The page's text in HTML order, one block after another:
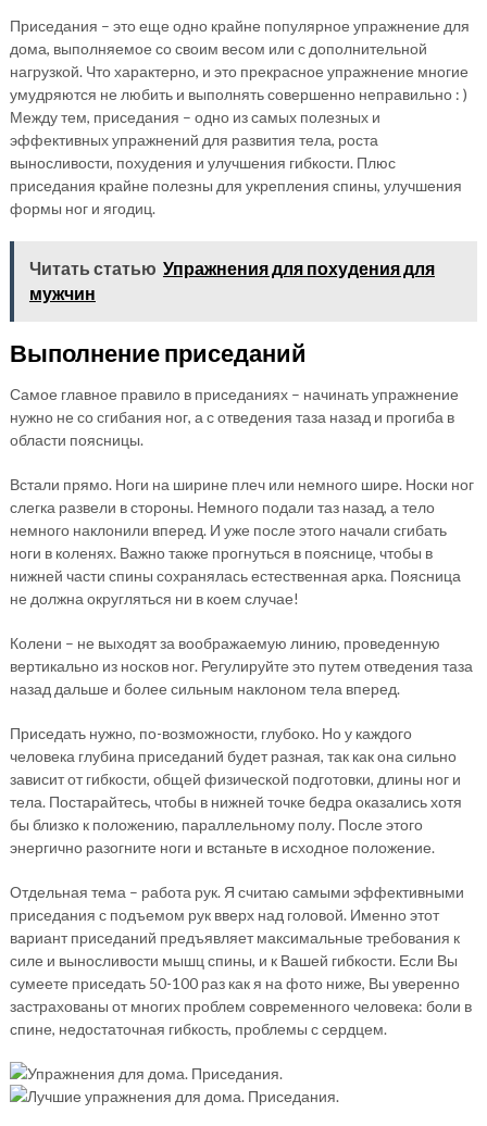
Приседания – это еще одно крайне популярное упражнение для
дома, выполняемое со своим весом или с дополнительной
нагрузкой. Что характерно, и это прекрасное упражнение многие
умудряются не любить и выполнять совершенно неправильно : )
Между тем, приседания – одно из самых полезных и
эффективных упражнений для развития тела, роста
выносливости, похудения и улучшения гибкости. Плюс
приседания крайне полезны для укрепления спины, улучшения
формы ног и ягодиц.
Читать статью Упражнения для похудения для
мужчин
Выполнение приседаний
Самое главное правило в приседаниях – начинать упражнение
нужно не со сгибания ног, а с отведения таза назад и прогиба в
области поясницы.
Встали прямо. Ноги на ширине плеч или немного шире. Носки ног
слегка развели в стороны. Немного подали таз назад, а тело
немного наклонили вперед. И уже после этого начали сгибать
ноги в коленях. Важно также прогнуться в пояснице, чтобы в
нижней части спины сохранялась естественная арка. Поясница
не должна округляться ни в коем случае!
Колени – не выходят за воображаемую линию, проведенную
вертикально из носков ног. Регулируйте это путем отведения таза
назад дальше и более сильным наклоном тела вперед.
Приседать нужно, по-возможности, глубоко. Но у каждого
человека глубина приседаний будет разная, так как она сильно
зависит от гибкости, общей физической подготовки, длины ног и
тела. Постарайтесь, чтобы в нижней точке бедра оказались хотя
бы близко к положению, параллельному полу. После этого
энергично разогните ноги и встаньте в исходное положение.
Отдельная тема – работа рук. Я считаю самыми эффективными
приседания с подъемом рук вверх над головой. Именно этот
вариант приседаний предъявляет максимальные требования к
силе и выносливости мышц спины, и к Вашей гибкости. Если Вы
сумеете приседать 50-100 раз как я на фото ниже, Вы уверенно
застрахованы от многих проблем современного человека: боли в
спине, недостаточная гибкость, проблемы с сердцем.